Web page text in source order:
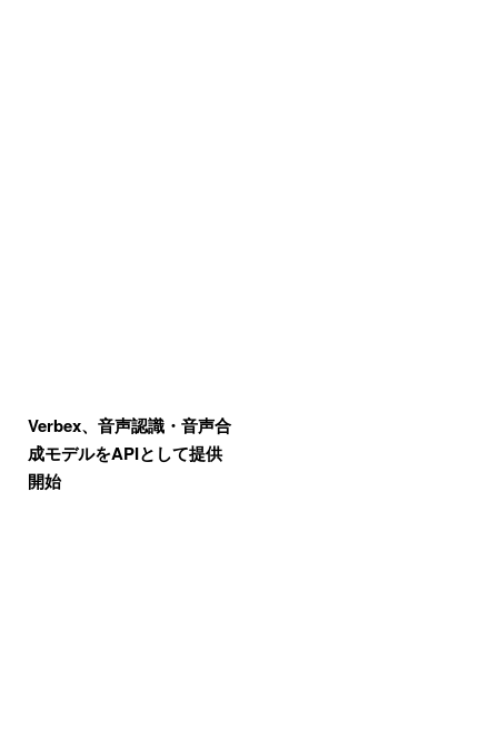
Verbex、音声認識・音声合
成モデルをAPIとして提供
開始